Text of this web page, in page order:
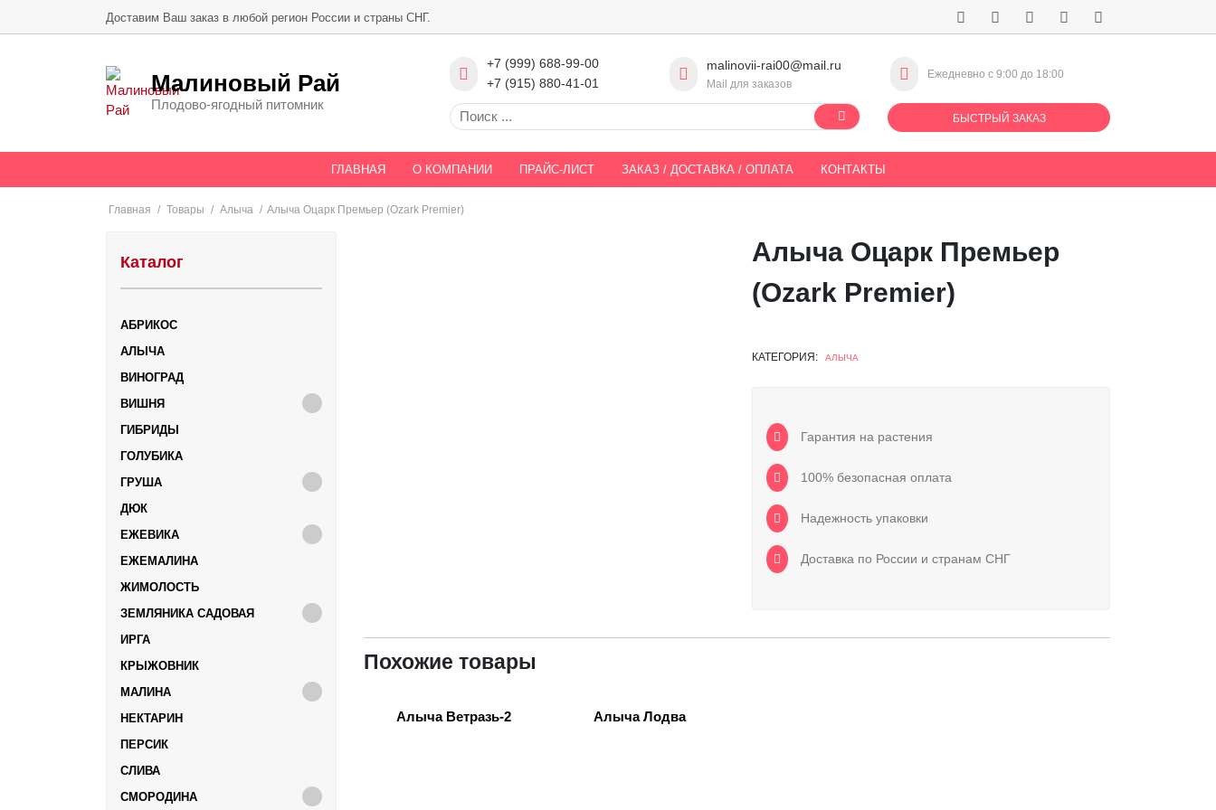
Доставим Ваш заказ в любой регион России и страны СНГ.
Малиновый Рай
Плодово-ягодный питомник
+7 (999) 688-99-00
+7 (915) 880-41-01
malinovii-rai00@mail.ru
Mail для заказов
Ежедневно с 9:00 до 18:00
БЫСТРЫЙ ЗАКАЗ
ГЛАВНАЯ О КОМПАНИИ ПРАЙС-ЛИСТ ЗАКАЗ / ДОСТАВКА / ОПЛАТА КОНТАКТЫ
Главная / Товары / Алыча / Алыча Оцарк Премьер (Ozark Premier)
Алыча Оцарк Премьер
(Ozark Premier)
КАТЕГОРИЯ: АЛЫЧА
Гарантия на растения
100% безопасная оплата
Надежность упаковки
Доставка по России и странам СНГ
Похожие товары
Алыча Ветразь-2 Алыча Лодва
Каталог
АБРИКОС
АЛЫЧА
ВИНОГРАД
ВИШНЯ
ГИБРИДЫ
ГОЛУБИКА
ГРУША
ДЮК
ЕЖЕВИКА
ЕЖЕМАЛИНА
ЖИМОЛОСТЬ
ЗЕМЛЯНИКА САДОВАЯ
ИРГА
КРЫЖОВНИК
МАЛИНА
НЕКТАРИН
ПЕРСИК
СЛИВА
СМОРОДИНА